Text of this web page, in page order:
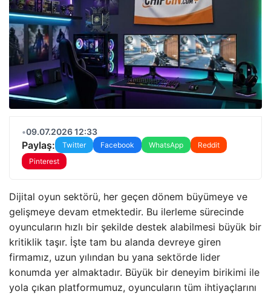
•09.07.2026 12:33
Paylaş: Twitter Facebook WhatsApp
Reddit
Pinterest
Dijital oyun sektörü, her geçen dönem büyümeye ve
gelişmeye devam etmektedir. Bu ilerleme sürecinde
oyuncuların hızlı bir şekilde destek alabilmesi büyük bir
kritiklik taşır. İşte tam bu alanda devreye giren
firmamız, uzun yılından bu yana sektörde lider
konumda yer almaktadır. Büyük bir deneyim birikimi ile
yola çıkan platformumuz, oyuncuların tüm ihtiyaçlarını